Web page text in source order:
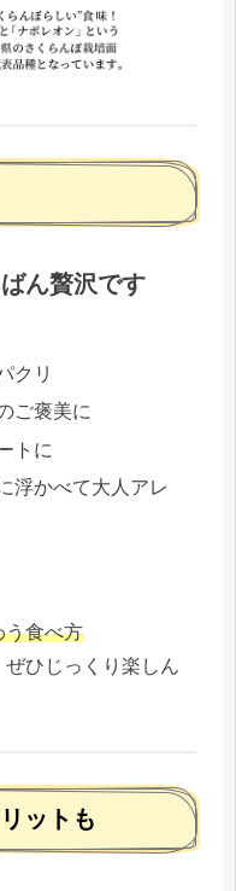
ん贅沢です
クリ
ご褒美に
トに
浮かべて大人アレ
う食べ方
ひじっくり楽しん
ットも